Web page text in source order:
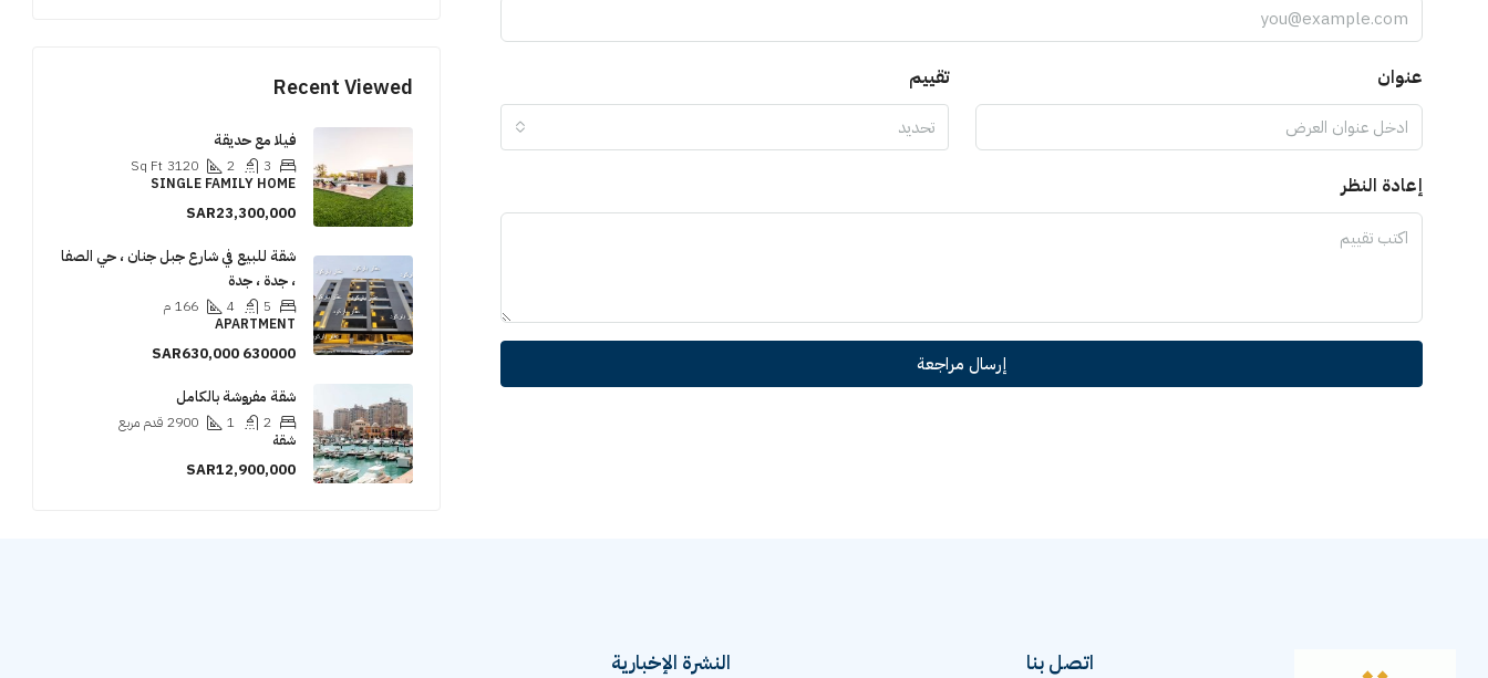
عنوان تقييم
تحديد
إعادة النظر
إرسال مراجعة
Recent Viewed
فيلا مع حديقة
3
2
3120
Sq Ft
SINGLE FAMILY HOME
SAR23,300,000
شقة للبيع في شارع جبل جنان ، حي الصفا
، جدة ، جدة
5
4
166 م
APARTMENT
630000
شقة مفروشة بالكامل
2
1
2900 قدم مربع
شقة
SAR12,900,000
اتصل بنا النشرة الإخبارية